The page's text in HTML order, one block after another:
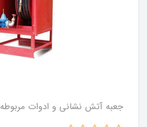
جعبه آتش نشانی و ادوات مربوطه